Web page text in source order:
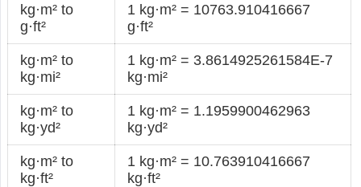
kg·m² to
g·ft²
1 kg·m² = 10763.910416667
g·ft²
kg·m² to
kg·mi²
1 kg·m² = 3.8614925261584E-7
kg·mi²
kg·m² to
kg·yd²
1 kg·m² = 1.1959900462963
kg·yd²
kg·m² to
kg·ft²
1 kg·m² = 10.763910416667
kg·ft²